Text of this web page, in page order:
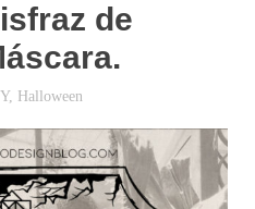
de
, Halloween